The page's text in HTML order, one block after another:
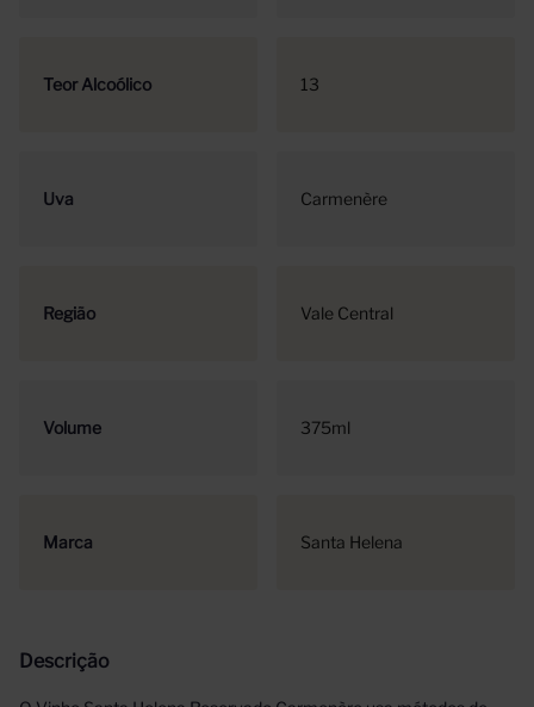
Teor Alcoólico 13
Uva Carmenère
Região Vale Central
Volume 375ml
Marca Santa Helena
Descrição